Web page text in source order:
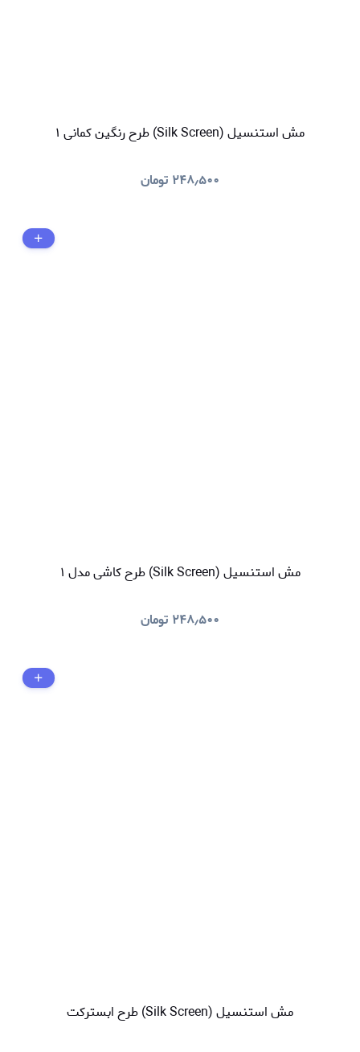
مش استنسیل (Silk Screen) طرح رنگین کمانی ۱
۲۴۸٫۵۰۰ تومان
مش استنسیل (Silk Screen) طرح کاشی مدل ۱
۲۴۸٫۵۰۰ تومان
مش استنسیل (Silk Screen) طرح ابسترکت